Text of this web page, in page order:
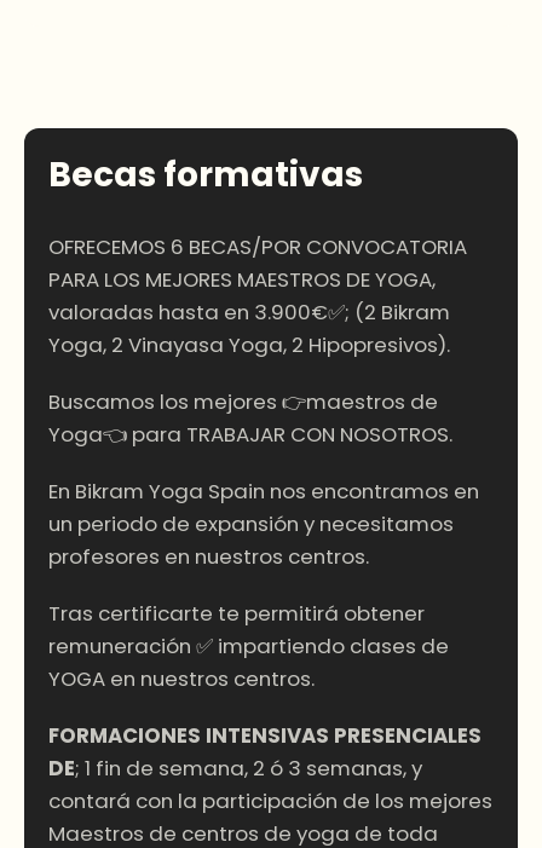
Becas formativas
OFRECEMOS 6 BECAS/POR CONVOCATORIA
PARA LOS MEJORES MAESTROS DE YOGA,
valoradas hasta en 3.900€✅; (2 Bikram
Yoga, 2 Vinayasa Yoga, 2 Hipopresivos).
Buscamos los mejores 👉maestros de
Yoga👈 para TRABAJAR CON NOSOTROS.
En Bikram Yoga Spain nos encontramos en
un periodo de expansión y necesitamos
profesores en nuestros centros.
Tras certificarte te permitirá obtener
remuneración ✅ impartiendo clases de
YOGA en nuestros centros.
FORMACIONES INTENSIVAS PRESENCIALES
DE; 1 fin de semana, 2 ó 3 semanas, y
contará con la participación de los mejores
Maestros de centros de yoga de toda